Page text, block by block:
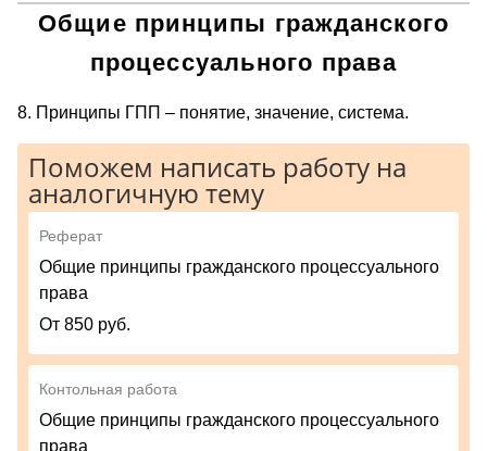
Общие принципы гражданского
процессуального права
8. Принципы ГПП – понятие, значение, система.
Поможем написать работу на
аналогичную тему
Реферат
Общие принципы гражданского процессуального
права
От 850 руб.
Контольная работа
Общие принципы гражданского процессуального
права